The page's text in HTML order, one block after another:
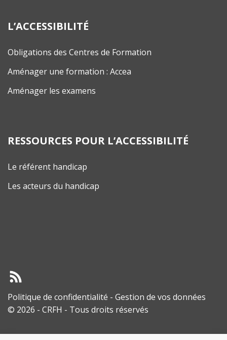
L’ACCESSIBILITÉ
Obligations des Centres de Formation
Aménager une formation : Accea
Aménager les examens
RESSOURCES POUR L’ACCESSIBILITÉ
Le référent handicap
Les acteurs du handicap
Politique de confidentialité - Gestion de vos données
© 2026 - CRFH - Tous droits réservés